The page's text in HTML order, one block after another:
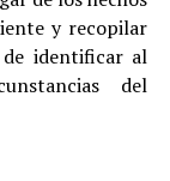
y recopilar
identificar al
del